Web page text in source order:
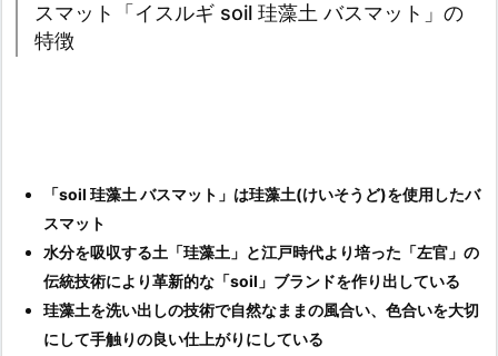
スマット「イスルギ soil 珪藻土 バスマット」の
特徴
「soil 珪藻土 バスマット」は珪藻土(けいそうど)を使用したバ
スマット
水分を吸収する土「珪藻土」と江戸時代より培った「左官」の
伝統技術により革新的な「soil」ブランドを作り出している
珪藻土を洗い出しの技術で自然なままの風合い、色合いを大切
にして手触りの良い仕上がりにしている